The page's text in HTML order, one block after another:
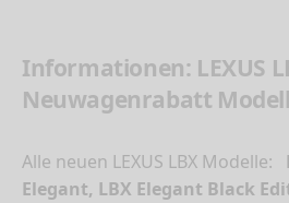
Informationen: LEXUS
Neuwagenrabatt
Alle neuen LEXUS LBX Modelle:
Elegant, LBX Elegant Black